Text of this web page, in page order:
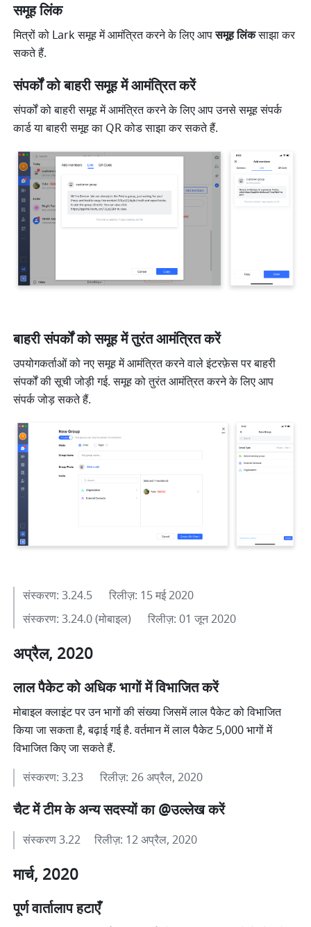
समूह लिंक
मित्रों को Lark समूह में आमंत्रित करने के लिए आप समूह लिंक साझा कर
सकते हैं.
संपर्कों को बाहरी समूह में आमंत्रित करें
संपर्कों को बाहरी समूह में आमंत्रित करने के लिए आप उनसे समूह संपर्क
कार्ड या बाहरी समूह का QR कोड साझा कर सकते हैं.
बाहरी संपर्कों को समूह में तुरंत आमंत्रित करें
उपयोगकर्ताओं को नए समूह में आमंत्रित करने वाले इंटरफ़ेस पर बाहरी
संपर्कों की सूची जोड़ी गई. समूह को तुरंत आमंत्रित करने के लिए आप
संपर्क जोड़ सकते हैं.
संस्करण: 3.24.5      रिलीज़: 15 मई 2020
संस्करण: 3.24.0 (मोबाइल)      रिलीज़: 01 जून 2020
अप्रैल, 2020
लाल पैकेट को अधिक भागों में विभाजित करें
मोबाइल क्लाइंट पर उन भागों की संख्या जिसमें लाल पैकेट को विभाजित
किया जा सकता है, बढ़ाई गई है. वर्तमान में लाल पैकेट 5,000 भागों में
विभाजित किए जा सकते हैं.
संस्करण: 3.23      रिलीज़: 26 अप्रैल, 2020
चैट में टीम के अन्य सदस्यों का @उल्लेख करें
संस्करण 3.22     रिलीज़: 12 अप्रैल, 2020
मार्च, 2020
पूर्ण वार्तालाप हटाएँ